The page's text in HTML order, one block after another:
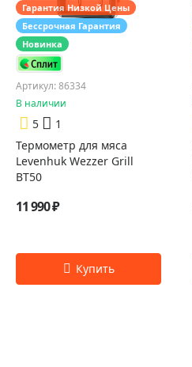
Гарантия Низкой Цены
Бессрочная Гарантия
Новинка
Артикул: 86334
В наличии
5
1
Термометр для мяса
Levenhuk Wezzer Grill
BT50
11 990 ₽